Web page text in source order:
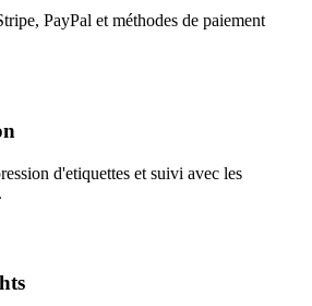
PayPal et méthodes de paiement
d'etiquettes et suivi avec les